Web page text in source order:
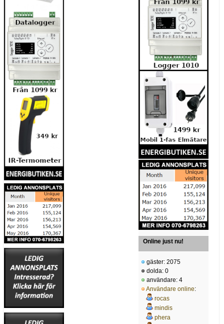
Online just nu!
gäster: 2075
dolda: 0
användare: 4
Användare online:
rocas
mindis
phera